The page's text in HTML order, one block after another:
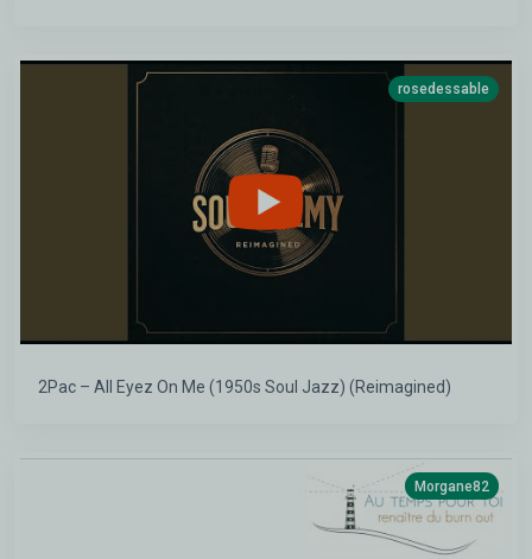
rosedessable
2Pac – All Eyez On Me (1950s Soul Jazz) (Reimagined)
Morgane82